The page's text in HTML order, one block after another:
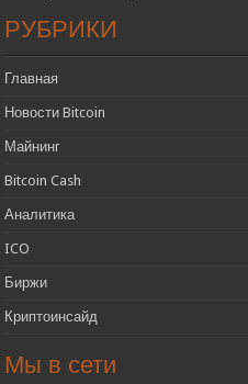
РУБРИКИ
Главная
Новости Bitcoin
Майнинг
Bitcoin Cash
Аналитика
ICO
Биржи
Криптоинсайд
Мы в сети